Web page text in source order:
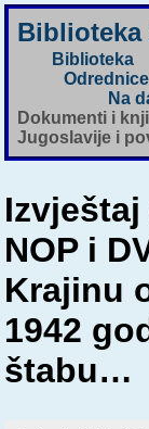
Biblioteka
Biblioteka
Odrednice
Na
Dokumenti i
Jugoslavije i
NOP i
Krajinu
1942
štabu…